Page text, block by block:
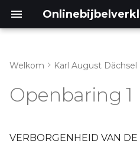
Genesis
Éxodus
II. Vers 9-20.
Welkom Karl August Dächsel
Openbaring 1
VERBORGENHEID VAN